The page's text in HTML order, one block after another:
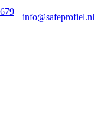
info@safeprofiel.nl